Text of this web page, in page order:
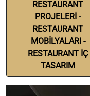
RESTAURANT
PROJELERİ -
RESTAURANT
MOBİLYALARI -
RESTAURANT İÇ
TASARIM